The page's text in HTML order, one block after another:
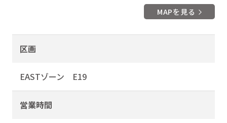
MAPを見る
区画
EASTゾーン E19
営業時間